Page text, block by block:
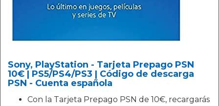
Sony, PlayStation - Tarjeta Prepago PSN
10€ | PS5/PS4/PS3 | Código de descarga
PSN - Cuenta española
Con la Tarjeta Prepago PSN de 10€, recargarás